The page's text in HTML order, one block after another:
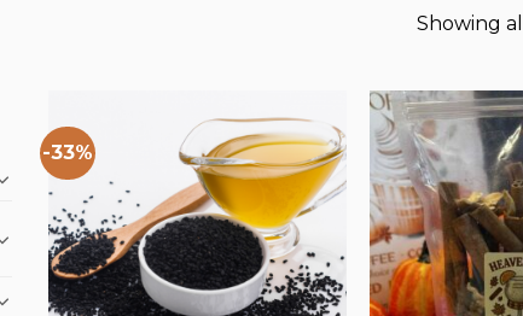
Showing
-33%
Kedvencekhez